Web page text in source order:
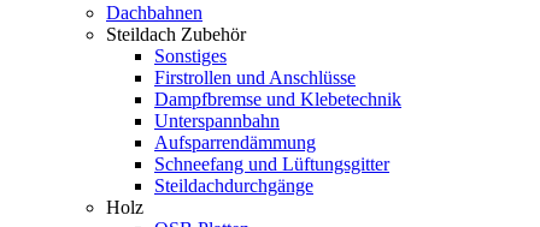
Dachbahnen
Steildach Zubehör
Sonstiges
Firstrollen und Anschlüsse
Dampfbremse und Klebetechnik
Unterspannbahn
Aufsparrendämmung
Schneefang und Lüftungsgitter
Steildachdurchgänge
Holz